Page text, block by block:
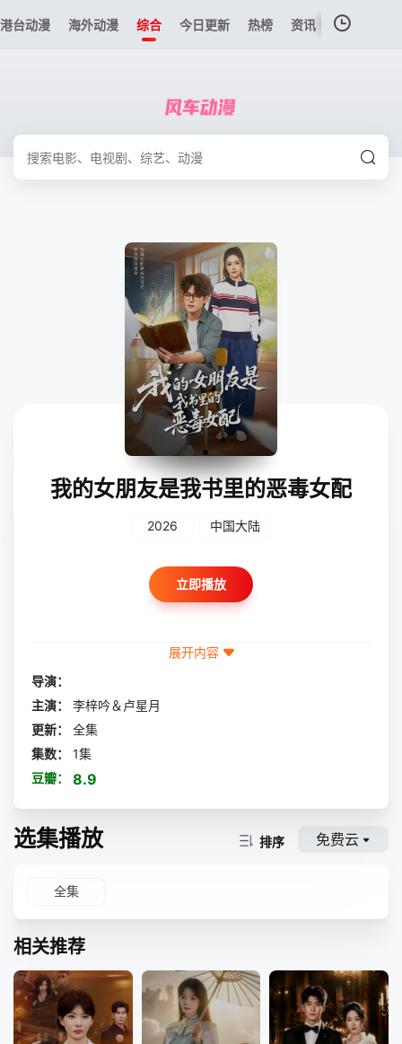
港台动漫 海外动漫 综合 今日更新 热榜 资讯
我的女朋友是我书里的恶毒女配
2026 中国大陆
立即播放
展开内容
导演：
主演：
李梓吟＆卢星月
更新：
全集
集数：
1集
豆瓣：
8.9
选集播放 排序 免费云
全集
相关推荐